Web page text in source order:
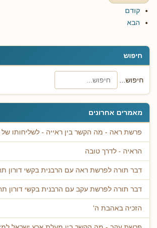
חיפוש
חיפוש...
מאמרים אחרונים
פרשת ראה - מה הקשר בין ראייה - לשליחותו
הראיה - לדרך טובה
דבר תורה לפרשת ראה עם הרבנית בקשי דורון
דבר תורה לפרשת עקב עם הרבנית בקשי דורון
הזכיה באהבת ה'
קודם
הבא